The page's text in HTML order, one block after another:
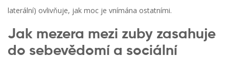
laterální) ovlivňuje, jak moc je vnímána ostatními.
Jak mezera mezi zuby zasahuje
do sebevědomí a sociální